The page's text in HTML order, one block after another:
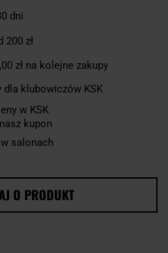
dni
200 zł
zł na kolejne zakupy
klubowiczów KSK
w KSK
kupon
salonach
O PRODUKT